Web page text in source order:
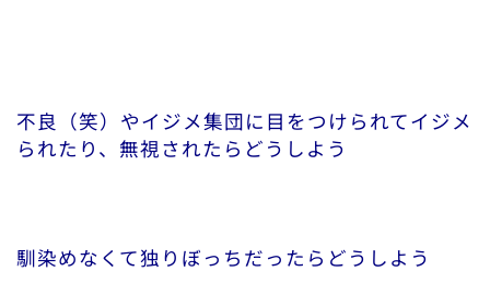
不良（笑）やイジメ集団に目をつけられてイジメ
られたり、無視されたらどうしよう
馴染めなくて独りぼっちだったらどうしよう